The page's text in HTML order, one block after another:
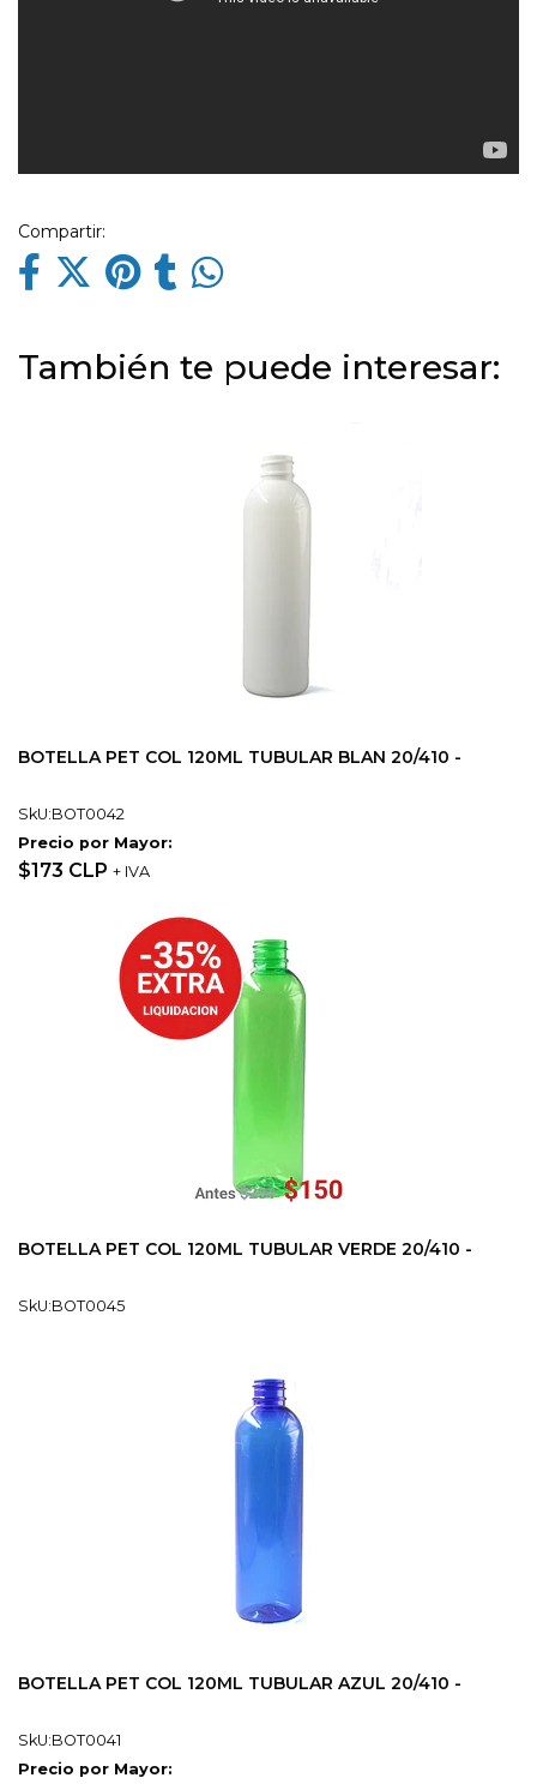
Compartir:
También te puede interesar:
BOTELLA PET COL 120ML TUBULAR BLAN 20/410 -
SkU:BOT0042
Precio por Mayor:
$173 CLP + IVA
BOTELLA PET COL 120ML TUBULAR VERDE 20/410 -
SkU:BOT0045
BOTELLA PET COL 120ML TUBULAR AZUL 20/410 -
SkU:BOT0041
Precio por Mayor: